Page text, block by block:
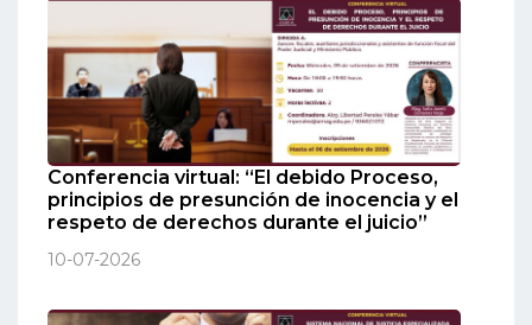
Conferencia virtual: “El debido Proceso,
principios de presunción de inocencia y el
respeto de derechos durante el juicio”
10-07-2026